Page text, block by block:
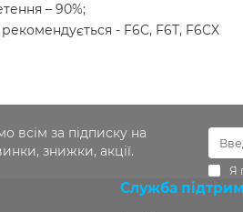
– 90%;
- F6C, F6T, F6CX
всім за підписку на
знижки, акції.
Я
Служба